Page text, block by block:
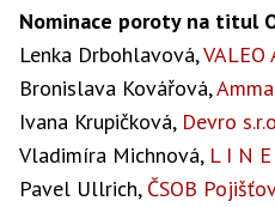
Nominace poroty na titul
Lenka Drbohlavová,VALEO
Bronislava Kovářová,
Ivana Krupičková, Devro
Vladimíra Michnová, L I N
Pavel Ullrich, ČSOB